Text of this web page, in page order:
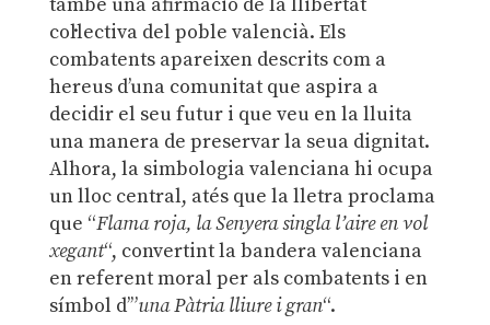
també una afirmació de la llibertat
col·lectiva del poble valencià. Els
combatents apareixen descrits com a
hereus d’una comunitat que aspira a
decidir el seu futur i que veu en la lluita
una manera de preservar la seua dignitat.
Alhora, la simbologia valenciana hi ocupa
un lloc central, atés que la lletra proclama
que “Flama roja, la Senyera singla l’aire en vol
xegant“, convertint la bandera valenciana
en referent moral per als combatents i en
símbol d’”una Pàtria lliure i gran“.